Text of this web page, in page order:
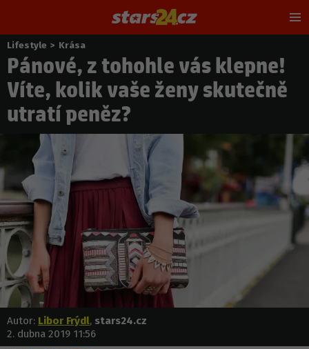
Nacházíte
se
zde:
Lifestyle > Krása
Pánové, z tohohle vás klepne!
Víte, kolik vaše ženy skutečně
utratí peněz?
Autor: Libor Frýdl, stars24.cz
2. dubna 2019 11:56